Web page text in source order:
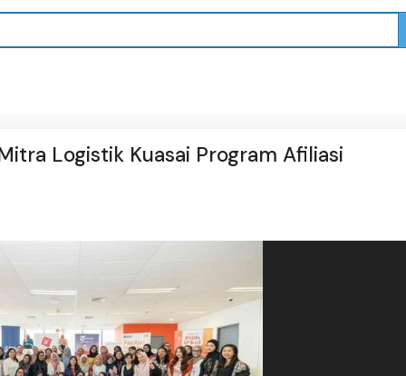
Logistik Kuasai Program Afiliasi